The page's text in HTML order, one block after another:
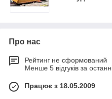
Про нас
Рейтинг не сформований
Менше 5 відгуків за
Працює з 18.05.2009